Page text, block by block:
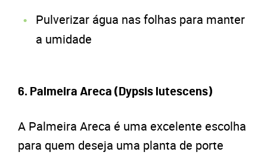
Pulverizar água nas folhas para manter
a umidade
6. Palmeira Areca (Dypsis lutescens)
A Palmeira Areca é uma excelente escolha
para quem deseja uma planta de porte